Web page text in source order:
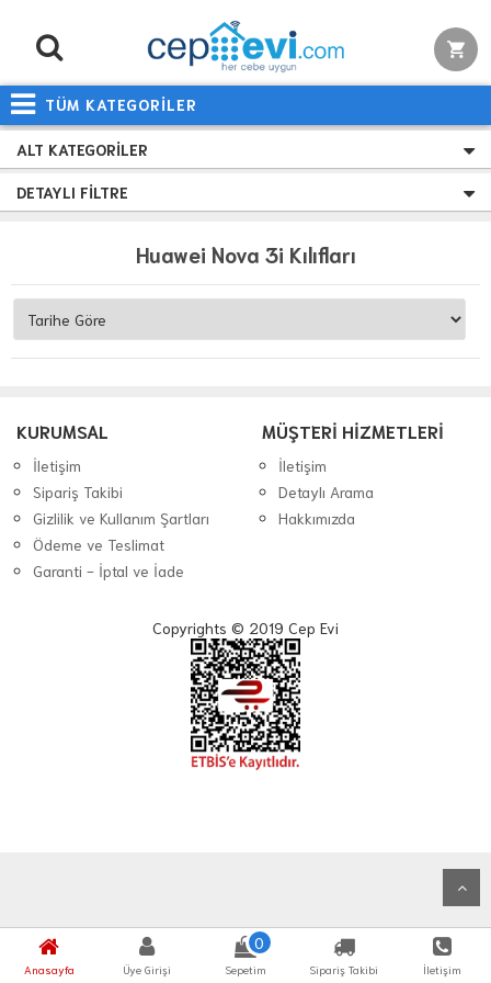
TÜM KATEGORİLER
Anasayfa Üye Girişi
0
Sepetim Sipariş Takibi İletişim
ALT KATEGORILER
DETAYLI FILTRE
Huawei Nova 3i Kılıfları
KURUMSAL
İletişim
Sipariş Takibi
Gizlilik ve Kullanım Şartları
Ödeme ve Teslimat
Garanti - İptal ve İade
MÜŞTERİ HİZMETLERİ
İletişim
Detaylı Arama
Hakkımızda
Copyrights © 2019 Cep Evi